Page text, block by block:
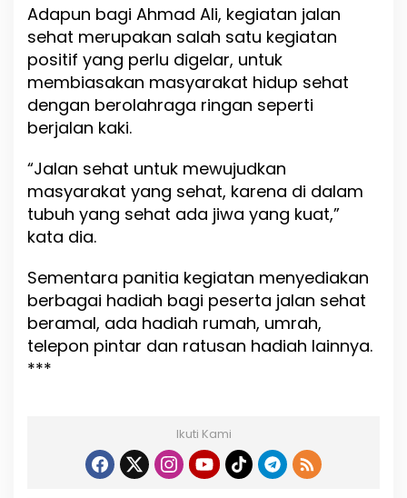
u
n
B
e
a
l
Adapun bagi Ahmad Ali, kegiatan jalan
sehat merupakan salah satu kegiatan
positif yang perlu digelar, untuk
membiasakan masyarakat hidup sehat
dengan berolahraga ringan seperti
berjalan kaki.
“Jalan sehat untuk mewujudkan
masyarakat yang sehat, karena di dalam
tubuh yang sehat ada jiwa yang kuat,”
kata dia.
Sementara panitia kegiatan menyediakan
berbagai hadiah bagi peserta jalan sehat
beramal, ada hadiah rumah, umrah,
telepon pintar dan ratusan hadiah lainnya.
***
Ikuti Kami